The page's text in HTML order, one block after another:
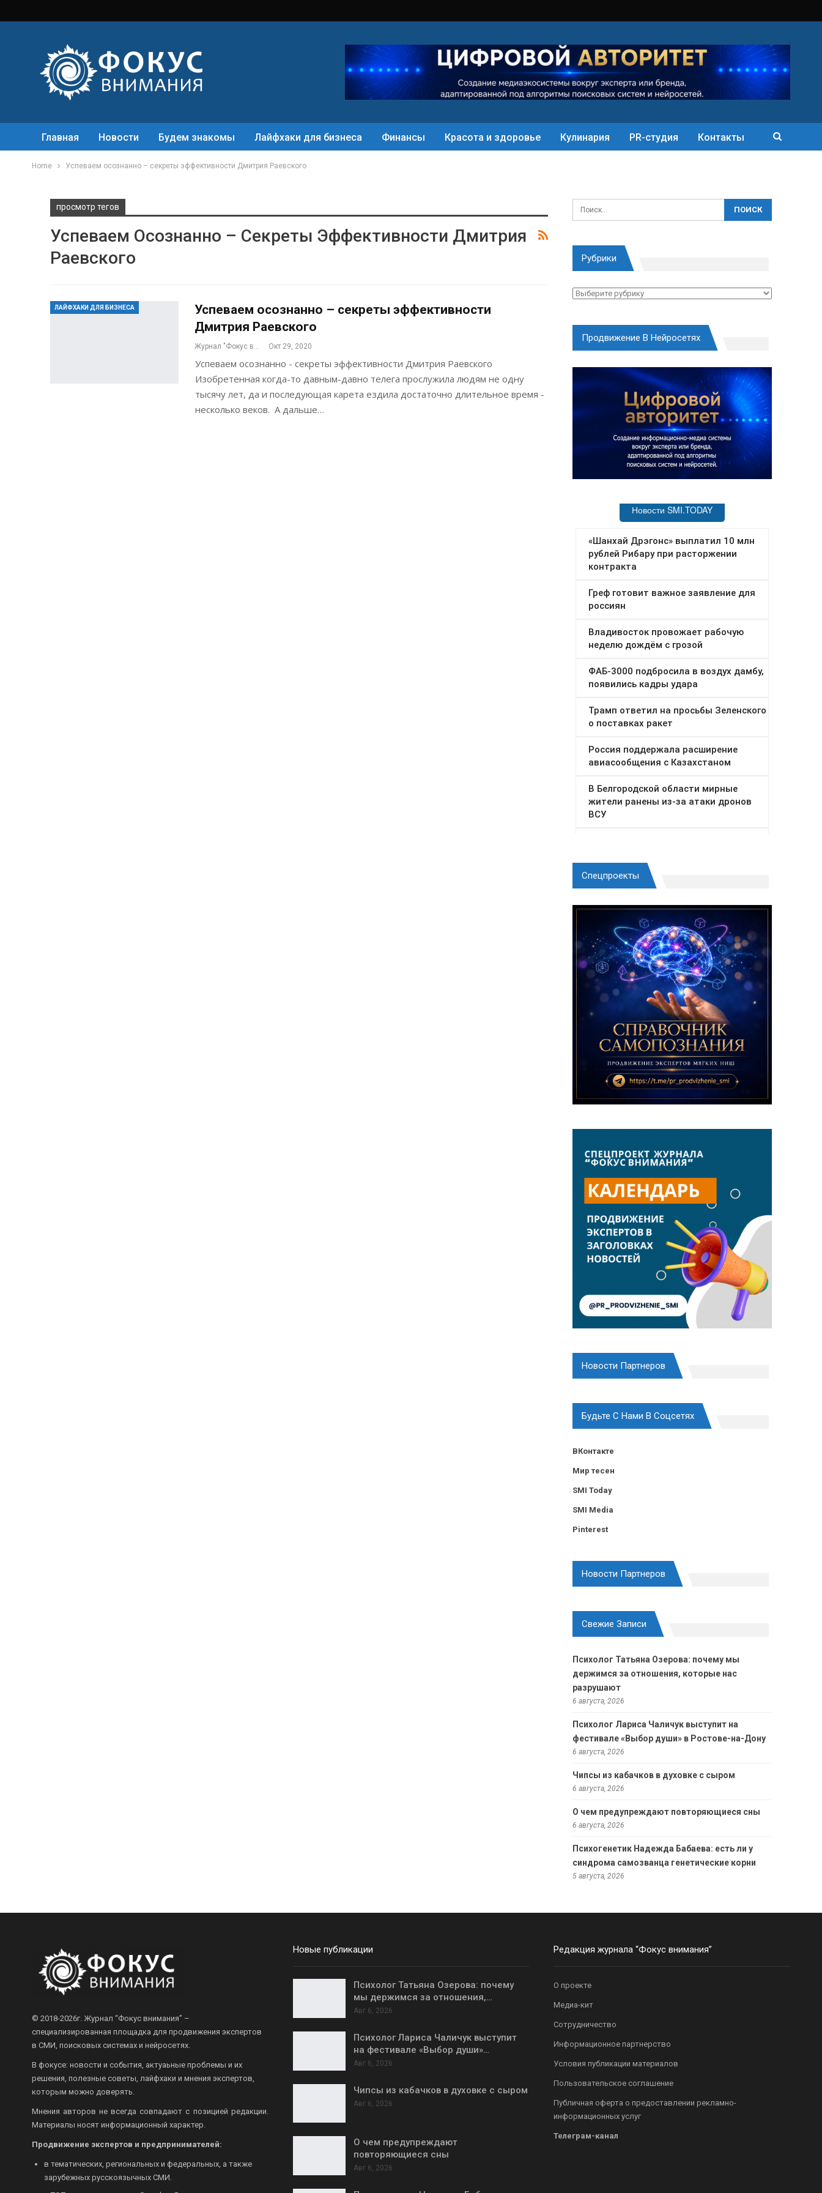
Главная Новости Будем знакомы Лайфхаки для бизнеса Финансы Красота и здоровье Кулинария PR-студия Контакты
Home Успеваем осознанно – секреты эффективности Дмитрия Раевского
просмотр тегов
Успеваем Осознанно – Секреты Эффективности Дмитрия
Раевского
ЛАЙФХАКИ ДЛЯ БИЗНЕСА
Успеваем осознанно – секреты эффективности
Дмитрия Раевского
Журнал "Фокус внимания" Окт 29, 2020
Успеваем осознанно - секреты эффективности Дмитрия Раевского
Изобретенная когда-то давным-давно телега прослужила людям не одну
тысячу лет, да и последующая карета ездила достаточно длительное время -
несколько веков. А дальше…
Рубрики
Рубрики
Продвижение В Нейросетях
Спецпроекты
Новости Партнеров
Будьте С Нами В Соцсетях
ВКонтакте
Мир тесен
SMI Today
SMI Media
Pinterest
Новости Партнеров
Свежие Записи
Психолог Татьяна Озерова: почему мы
держимся за отношения, которые нас
разрушают
6 августа, 2026
Психолог Лариса Чаличук выступит на
фестивале «Выбор души» в Ростове-на-Дону
6 августа, 2026
Чипсы из кабачков в духовке с сыром
6 августа, 2026
О чем предупреждают повторяющиеся сны
6 августа, 2026
Психогенетик Надежда Бабаева: есть ли у
синдрома самозванца генетические корни
5 августа, 2026
© 2018-2026г. Журнал “Фокус внимания” –
специализированная площадка для продвижения экспертов
в СМИ, поисковых системах и нейросетях.
В фокусе: новости и события, актуаьные проблемы и их
решения, полезные советы, лайфхаки и мнения экспертов,
которым можно доверять.
Мнения авторов не всегда совпадают с позицией редакции.
Материалы носят информационный характер.
Продвижение экспертов и предпринимателей:
в тематических, региональных и федеральных, а также
зарубежных русскоязычных СМИ.
Новые публикации
Психолог Татьяна Озерова: почему
мы держимся за отношения,…
Авг 6, 2026
Психолог Лариса Чаличук выступит
на фестивале «Выбор души»…
Авг 6, 2026
Чипсы из кабачков в духовке с сыром
Авг 6, 2026
О чем предупреждают
повторяющиеся сны
Авг 6, 2026
Редакция журнала “Фокус внимания”
О проекте
Медиа-кит
Сотрудничество
Информационное партнерство
Условия публикации материалов
Пользовательское соглашение
Публичная оферта о предоставлении рекламно-
информационных услуг
Телеграм-канал